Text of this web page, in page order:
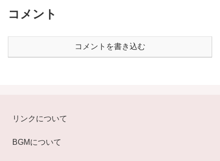
コメント
コメントを書き込む
リンクについて
BGMについて